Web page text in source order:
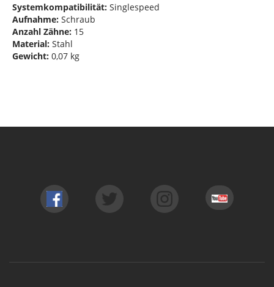
Systemkompatibilität: Singlespeed
Aufnahme: Schraub
Anzahl Zähne: 15
Material: Stahl
Gewicht: 0,07 kg